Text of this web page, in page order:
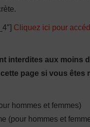
Cliquez ici pour
interdites aux moins
page si vous êtes
hommes et femmes)
(pour hommes et